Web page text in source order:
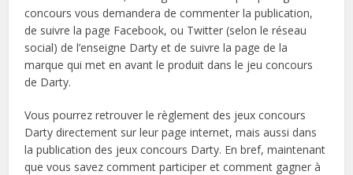
concours vous demandera de commenter la publication,
de suivre la page Facebook, ou Twitter (selon le réseau
social) de l’enseigne Darty et de suivre la page de la
marque qui met en avant le produit dans le jeu concours
de Darty.
Vous pourrez retrouver le règlement des jeux concours
Darty directement sur leur page internet, mais aussi dans
la publication des jeux concours Darty. En bref, maintenant
que vous savez comment participer et comment gagner à